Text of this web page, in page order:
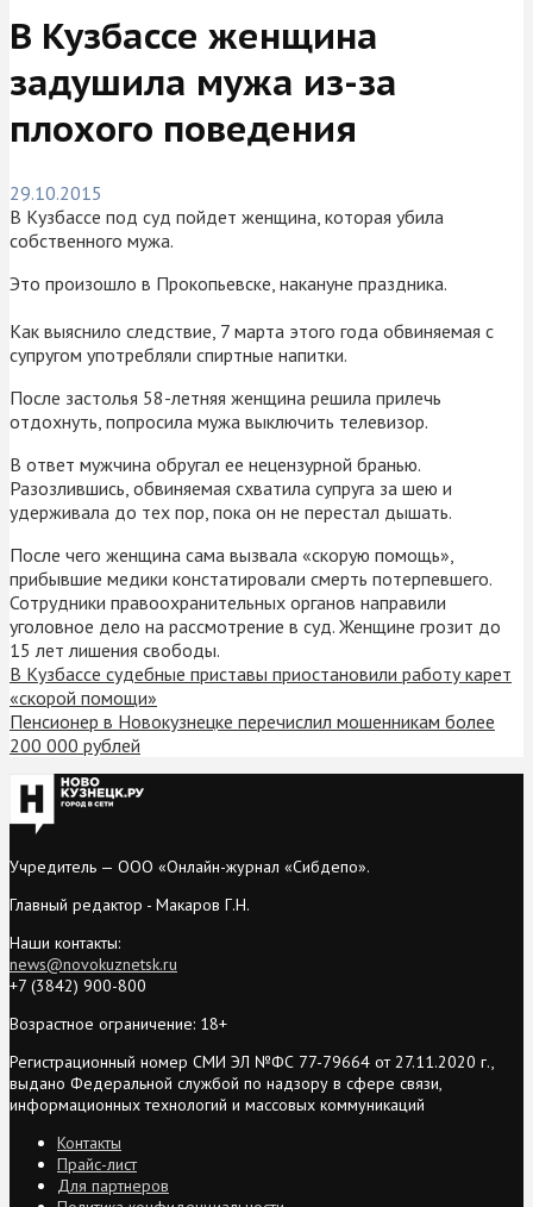
В Кузбассе женщина
задушила мужа из-за
плохого поведения
29.10.2015
В Кузбассе под суд пойдет женщина, которая убила
собственного мужа.
Это произошло в Прокопьевске, накануне праздника.
Как выяснило следствие, 7 марта этого года обвиняемая с
супругом употребляли спиртные напитки.
После застолья 58-летняя женщина решила прилечь
отдохнуть, попросила мужа выключить телевизор.
В ответ мужчина обругал ее нецензурной бранью.
Разозлившись, обвиняемая схватила супруга за шею и
удерживала до тех пор, пока он не перестал дышать.
После чего женщина сама вызвала «скорую помощь»,
прибывшие медики констатировали смерть потерпевшего.
Сотрудники правоохранительных органов направили
уголовное дело на рассмотрение в суд. Женщине грозит до
15 лет лишения свободы.
В Кузбассе судебные приставы приостановили работу карет
«скорой помощи»
Пенсионер в Новокузнецке перечислил мошенникам более
200 000 рублей
Учредитель — ООО «Онлайн-журнал «Сибдепо».
Главный редактор - Макаров Г.Н.
Наши контакты:
news@novokuznetsk.ru
+7 (3842) 900-800
Возрастное ограничение: 18+
Регистрационный номер СМИ ЭЛ №ФС 77-79664 от 27.11.2020 г.,
выдано Федеральной службой по надзору в сфере связи,
информационных технологий и массовых коммуникаций
Контакты
Прайс-лист
Для партнеров